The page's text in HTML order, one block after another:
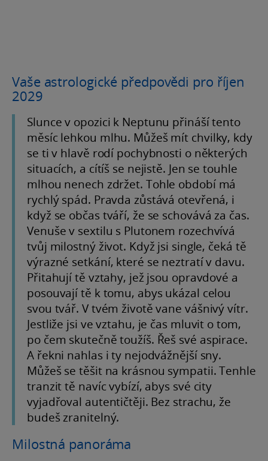
Vaše astrologické předpovědi pro říjen
2029
Slunce v opozici k Neptunu přináší tento
měsíc lehkou mlhu. Můžeš mít chvilky, kdy
se ti v hlavě rodí pochybnosti o některých
situacích, a cítíš se nejistě. Jen se touhle
mlhou nenech zdržet. Tohle období má
rychlý spád. Pravda zůstává otevřená, i
když se občas tváří, že se schovává za čas.
Venuše v sextilu s Plutonem rozechvívá
tvůj milostný život. Když jsi single, čeká tě
výrazné setkání, které se neztratí v davu.
Přitahují tě vztahy, jež jsou opravdové a
posouvají tě k tomu, abys ukázal celou
svou tvář. V tvém životě vane vášnivý vítr.
Jestliže jsi ve vztahu, je čas mluvit o tom,
po čem skutečně toužíš. Řeš své aspirace.
A řekni nahlas i ty nejodvážnější sny.
Můžeš se těšit na krásnou sympatii. Tenhle
tranzit tě navíc vybízí, abys své city
vyjadřoval autentičtěji. Bez strachu, že
budeš zranitelný.
Milostná panoráma